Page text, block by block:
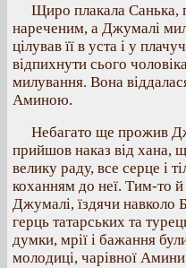
Щиро плакала Санька,
нареченим, а Джумалі
цілував її в уста і у
відпихнути сього
милування. Вона
Аминою.
Небагато ще прожив
прийшов наказ від хана,
велику раду, все серце і
коханням до неї. Тим-то
Джумалі, їздячи навколо
герць татарських та
думки, мрії і бажання
молодиці, чарівної